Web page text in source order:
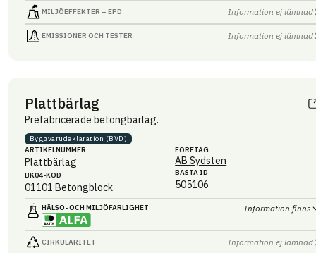
MILJÖEFFEKTER – EPD Information ej lämnad
EMISSIONER OCH TESTER Information ej lämnad
Plattbärlag
Prefabricerade betongbärlag.
Byggvaru­deklaration (BVD)
ARTIKEL­NUMMER
Plattbärlag
BK04-KOD
01101 Betongblock
FÖRETAG
AB Sydsten
BASTA ID
505106
HÄLSO- OCH MILJÖ­FARLIGHET Information finns
CIRKULARITET Information ej lämnad